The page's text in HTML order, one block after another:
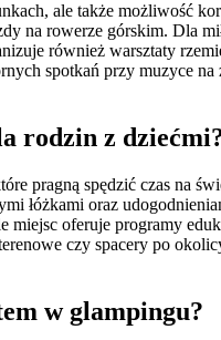
ale także możliwość
na rowerze górskim. Dla
również warsztaty
spotkań przy muzyce
rodzin z
pragną spędzić czas
łóżkami oraz
oferuje programy
czy spacery po
w glampingu?